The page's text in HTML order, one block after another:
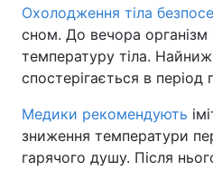
Охолодження тіла
сном. До вечора
температуру тіла.
спостерігається в період
Медики рекомендують
зниження температури
гарячого душу. Після